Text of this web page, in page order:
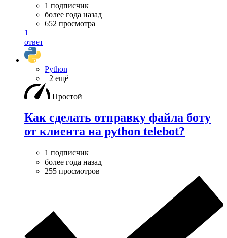
1 подписчик
более года назад
652 просмотра
1
ответ
Python
+2 ещё
Простой
Как сделать отправку файла боту
от клиента на python telebot?
1 подписчик
более года назад
255 просмотров